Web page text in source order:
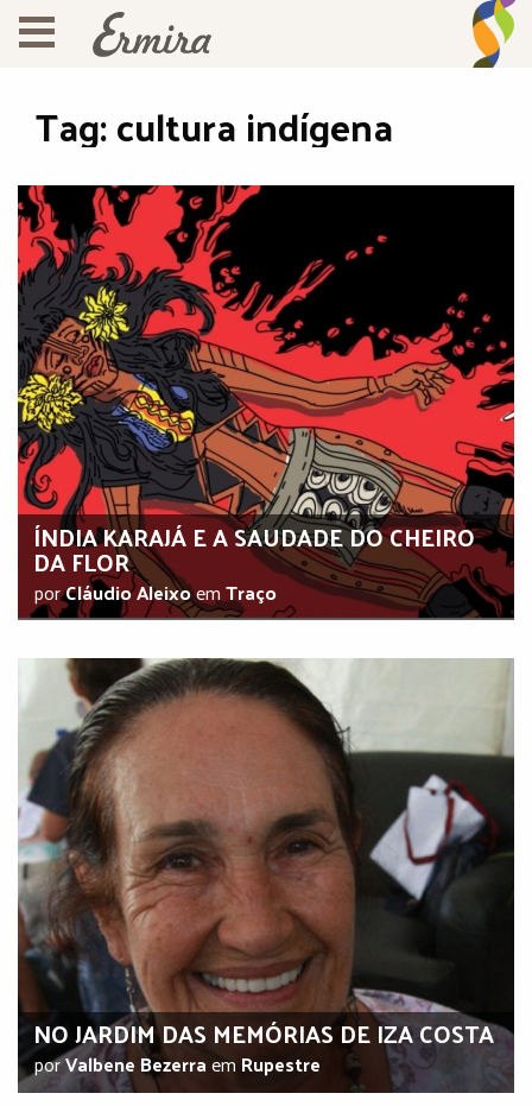
Tag:cultura indígena
ÍNDIA KARAJÁ E A SAUDADE DO CHEIRO
DA FLOR
porCláudio AleixoemTraço
NO JARDIM DAS MEMÓRIAS DE IZA COSTA
porValbene Bezerraem Rupestre